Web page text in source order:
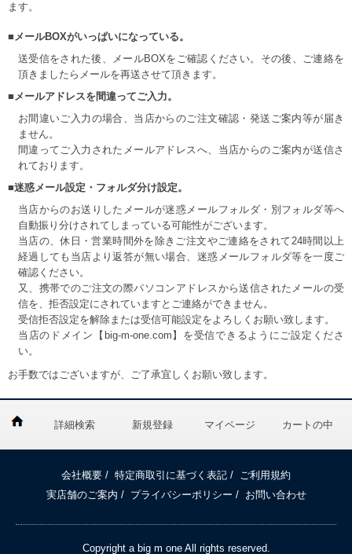
ます。
■メールBOXがいっぱいになっている。
送受信をされた後、メールBOXをご確認ください。その後、ご連絡を
頂きましたらメールを再送させて頂きます。
■メールアドレスを間違ってご入力。
お間違いご入力の場合、当店からのご注文確認・発送ご案内等が届き
ません。
間違ってご入力されたメールアドレスへ、当店からのご案内が送信さ
れております。
■迷惑メール設定・フォルダ分け設定。
当店からのお送りしたメールが迷惑メールフォルダ・別フォルダ等へ
自動振り分けされてしまっている可能性がございます。
当店の、休日・営業時間外を除きご注文やご連絡をされて24時間以上
経過しても当店より返答が無い場合、迷惑メールフォルダ等を一度ご
確認ください。
又、携帯でのご注文の際パソコンアドレスから送信されたメールの受
信を、拒否設定にされていますとご連絡ができません。
受信拒否設定を解除または受信可能設定をよろしくお願い致します。
当店のドメイン【big-m-one.com】を受信できるようにご設定くださ
い。
お手数ではございますが、ご了承宜しくお願い致します。
詳細検索 新規登録 マイページ カートの中
会社概要 / 特定商取引に基づく表記 / ご利用規約
実店舗のご案内 / プライバシーポリシー / お問い合わせ
Copyright a big m one All rights reserved.